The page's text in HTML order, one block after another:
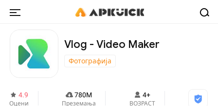
Vlog - Video Maker
Фотографија
4.9
Оцени
780M
Преземања
4+
ВОЗРАСТ